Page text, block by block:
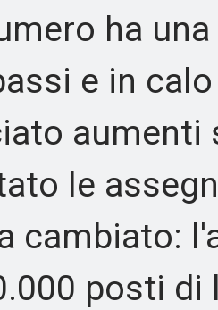
ha una
e in
aumenti
le
cambiato:
posti di